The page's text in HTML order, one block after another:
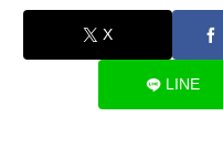
X
LINE